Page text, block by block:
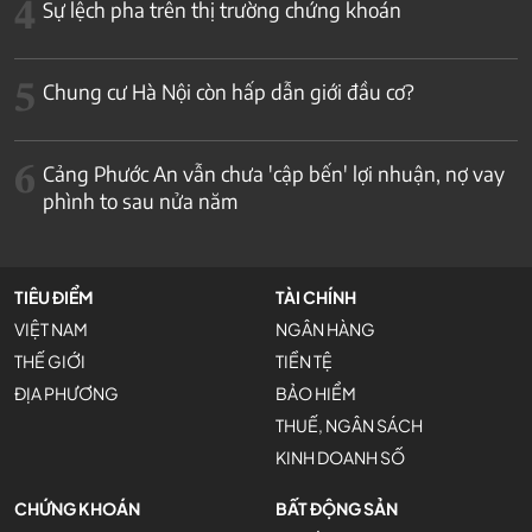
4 Sự lệch pha trên thị trường chứng khoán
5 Chung cư Hà Nội còn hấp dẫn giới đầu cơ?
6 Cảng Phước An vẫn chưa 'cập bến' lợi nhuận, nợ vay
phình to sau nửa năm
TIÊU ĐIỂM
VIỆT NAM
THẾ GIỚI
ĐỊA PHƯƠNG
TÀI CHÍNH
NGÂN HÀNG
TIỀN TỆ
BẢO HIỂM
THUẾ, NGÂN SÁCH
KINH DOANH SỐ
CHỨNG KHOÁN
BẤT ĐỘNG SẢN